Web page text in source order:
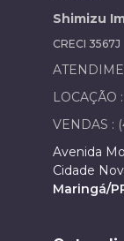
Shimizu
CRECI 3567J
LOCAÇÃO
VENDAS :
Avenida
Cidade
Maringá/